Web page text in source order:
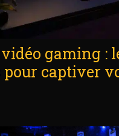
gaming :
pour captiver